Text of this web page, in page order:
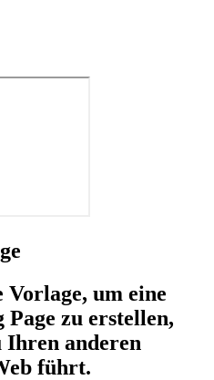
Vorlage, um eine
zu erstellen,
anderen
führt.